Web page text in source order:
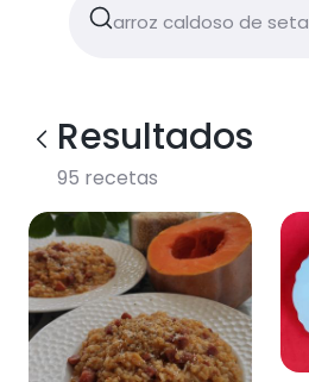
Resultados
95 recetas